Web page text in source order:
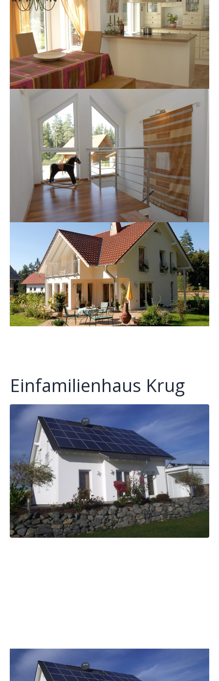
Einfamilienhaus Krug